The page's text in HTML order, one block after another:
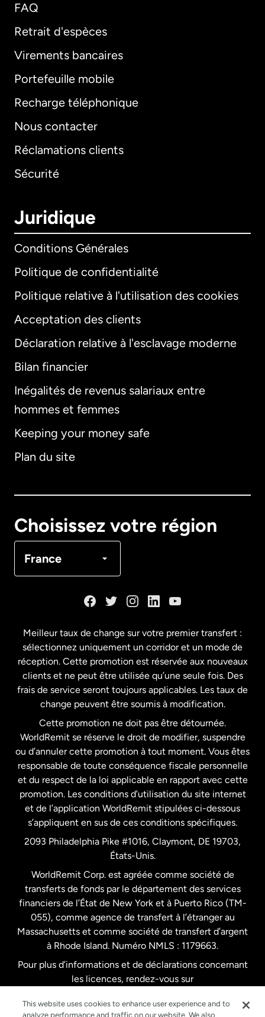
FAQ
Retrait d'espèces
Virements bancaires
Portefeuille mobile
Recharge téléphonique
Nous contacter
Réclamations clients
Sécurité
Juridique
Conditions Générales
Politique de confidentialité
Politique relative à l'utilisation des cookies
Acceptation des clients
Déclaration relative à l'esclavage moderne
Bilan financier
Inégalités de revenus salariaux entre
hommes et femmes
Keeping your money safe
Plan du site
Choisissez votre région
France
International
Allemagne
Français
États-Unis English
États-Unis Español
France
Malaisie
Nouvelle-Zélande
Pays-Bas
Royaume-Uni
Suède
Meilleur taux de change sur votre premier transfert :
sélectionnez uniquement un corridor et un mode de
réception. Cette promotion est réservée aux nouveaux
clients et ne peut être utilisée qu’une seule fois. Des
frais de service seront toujours applicables. Les taux de
change peuvent être soumis à modification.
Cette promotion ne doit pas être détournée.
WorldRemit se réserve le droit de modifier, suspendre
ou d’annuler cette promotion à tout moment. Vous êtes
responsable de toute conséquence fiscale personnelle
et du respect de la loi applicable en rapport avec cette
promotion. Les conditions d’utilisation du site internet
et de l’application WorldRemit stipulées ci-dessous
s’appliquent en sus de ces conditions spécifiques.
2093 Philadelphia Pike #1016, Claymont, DE 19703,
États-Unis.
WorldRemit Corp. est agréée comme société de
transferts de fonds par le département des services
financiers de l’État de New York et à Puerto Rico (TM-
055), comme agence de transfert à l’étranger au
Massachusetts et comme société de transfert d’argent
à Rhode Island. Numéro NMLS : 1179663.
Pour plus d’informations et de déclarations concernant
les licences, rendez-vous sur
This website uses cookies to enhance user experience and to
analyze performance and traffic on our website. We also